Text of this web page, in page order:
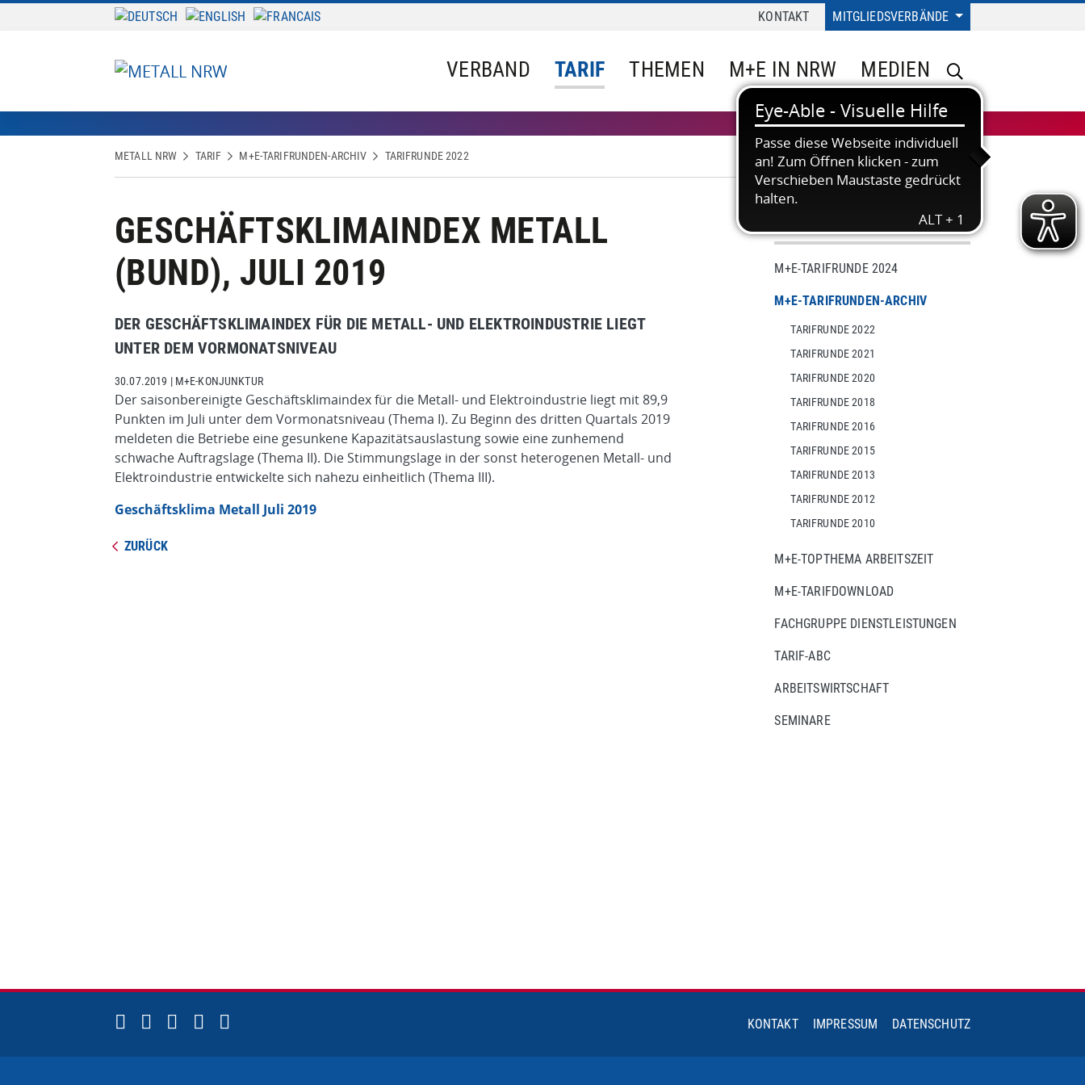
MITGLIEDSVERBÄNDE
KONTAKT
VERBAND TARIF THEMEN M+E IN NRW MEDIEN
METALL NRW TARIF M+E-TARIFRUNDEN-ARCHIV TARIFRUNDE 2022
GESCHÄFTSKLIMAINDEX METALL
(BUND), JULI 2019
DER GESCHÄFTSKLIMAINDEX FÜR DIE METALL- UND ELEKTROINDUSTRIE LIEGT
UNTER DEM VORMONATSNIVEAU
30.07.2019 | M+E-KONJUNKTUR
Der saisonbereinigte Geschäftsklimaindex für die Metall- und Elektroindustrie liegt mit 89,9
Punkten im Juli unter dem Vormonatsniveau (Thema I). Zu Beginn des dritten Quartals 2019
meldeten die Betriebe eine gesunkene Kapazitätsauslastung sowie eine zunhemend
schwache Auftragslage (Thema II). Die Stimmungslage in der sonst heterogenen Metall- und
Elektroindustrie entwickelte sich nahezu einheitlich (Thema III).
Geschäftsklima Metall Juli 2019
ZURÜCK
TARIF
M+E-TARIFRUNDE 2024
M+E-TARIFRUNDEN-ARCHIV
TARIFRUNDE 2022
TARIFRUNDE 2021
TARIFRUNDE 2020
TARIFRUNDE 2018
TARIFRUNDE 2016
TARIFRUNDE 2015
TARIFRUNDE 2013
TARIFRUNDE 2012
TARIFRUNDE 2010
M+E-TOPTHEMA ARBEITSZEIT
M+E-TARIFDOWNLOAD
FACHGRUPPE DIENSTLEISTUNGEN
TARIF-ABC
ARBEITSWIRTSCHAFT
SEMINARE
KONTAKT IMPRESSUM DATENSCHUTZ